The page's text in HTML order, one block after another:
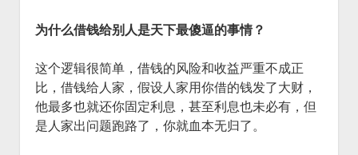
音乐推荐
四海
为什么借钱给别人是天下最傻逼的事情？
这个逻辑很简单，借钱的风险和收益严重不成正
比，借钱给人家，假设人家用你借的钱发了大财，
他最多也就还你固定利息，甚至利息也未必有，但
是人家出问题跑路了，你就血本无归了。